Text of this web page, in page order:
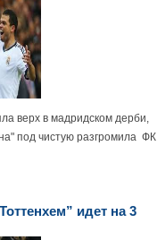
верх в мадридском дерби,
под чистую разгромила ФК
идет на 3